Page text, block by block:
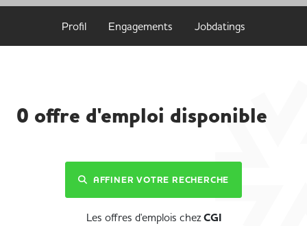
Profil Engagements Jobdatings
0 offre d'emploi disponible
AFFINER VOTRE RECHERCHE
Les offres d'emplois chezCGI